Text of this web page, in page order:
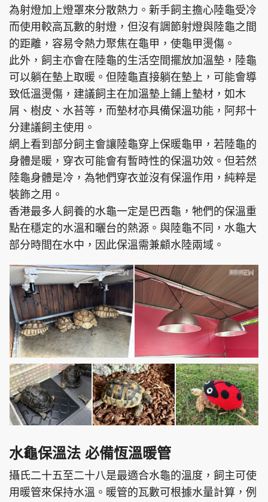
為射燈加上燈罩來分散熱力。新手飼主擔心陸龜受冷
而使用較高瓦數的射燈，但沒有調節射燈與陸龜之間
的距離，容易令熱力聚焦在龜甲，使龜甲燙傷。
此外，飼主亦會在陸龜的生活空間擺放加溫墊，陸龜
可以躺在墊上取暖。但陸龜直接躺在墊上，可能會導
致低溫燙傷，建議飼主在加溫墊上鋪上墊材，如木
屑、樹皮、水苔等，而墊材亦具備保溫功能，阿邦十
分建議飼主使用。
網上看到部分飼主會讓陸龜穿上保暖龜甲，若陸龜的
身體是暖，穿衣可能會有暫時性的保溫功效。但若然
陸龜身體是冷，為牠們穿衣並沒有保溫作用，純粹是
裝飾之用。
香港最多人飼養的水龜一定是巴西龜，牠們的保溫重
點在穩定的水溫和曬台的熱源。與陸龜不同，水龜大
部分時間在水中，因此保溫需兼顧水陸兩域。
水龜保溫法 必備恆溫暖管
攝氏二十五至二十八是最適合水龜的溫度，飼主可使
用暖管來保持水溫。暖管的瓦數可根據水量計算，例